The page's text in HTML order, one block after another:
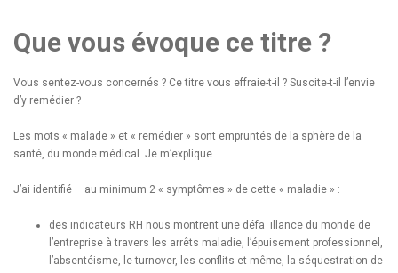
Que vous évoque ce titre ?
Vous sentez-vous concernés ? Ce titre vous effraie-t-il ? Suscite-t-il l’envie
d’y remédier ?
Les mots « malade » et « remédier » sont empruntés de la sphère de la
santé, du monde médical. Je m’explique.
J’ai identifié – au minimum 2 « symptômes » de cette « maladie » :
des indicateurs RH nous montrent une défa illance du monde de
l’entreprise à travers les arrêts maladie, l’épuisement professionnel,
l’absentéisme, le turnover, les conflits et même, la séquestration de